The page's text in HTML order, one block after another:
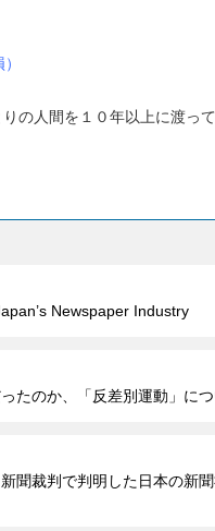
の人間を１０年以上に渡っ
Newspaper Industry
たのか、「反差別運動」に
聞裁判で判明した日本の新